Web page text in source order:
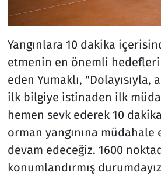
Yangınlara 10 dakika
etmenin en önemli
eden Yumaklı, "Dolayısıyla,
ilk bilgiye istinaden ilk
hemen sevk ederek 10
orman yangınına
devam edeceğiz. 1600
konumlandırmış